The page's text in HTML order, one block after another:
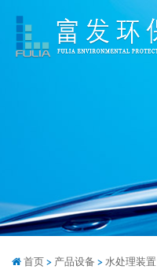
首页 > 产品设备 > 水处理装置